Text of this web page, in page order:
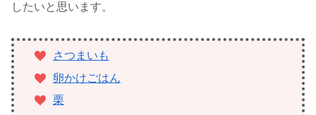
したいと思います。
さつまいも
卵かけごはん
栗